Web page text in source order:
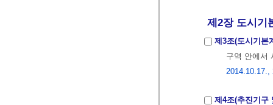
제2장 도시기
제3조(도시기본
구역 안에서
2014.10.17.,
제4조(추진기구